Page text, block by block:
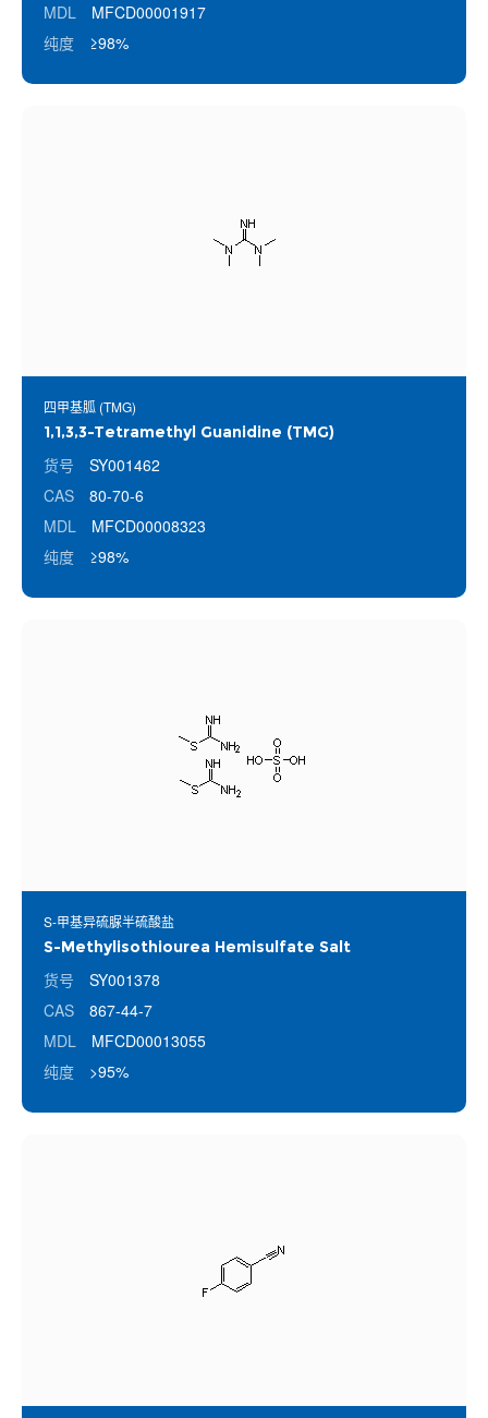
MDL
MFCD00001917
纯度
≥98%
四甲基胍 (TMG)
1,1,3,3-Tetramethyl Guanidine (TMG)
货号
SY001462
CAS
80-70-6
MDL
MFCD00008323
纯度
≥98%
S-甲基异硫脲半硫酸盐
S-Methylisothiourea Hemisulfate Salt
货号
SY001378
CAS
867-44-7
MDL
MFCD00013055
纯度
>95%